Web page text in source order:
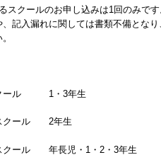
スクールのお申し込みは1回のみで
記入漏れに関しては書類不備とな
クール 1・3年生
クール 2年生
クール 年長児・1・2・3年生